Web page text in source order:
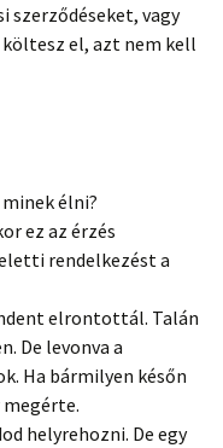
vagy
el, azt nem kell
élni?
ez az érzés
rendelkezést a
elrontottál. Talán
De levonva a
Ha bármilyen későn
helyrehozni. De egy